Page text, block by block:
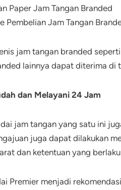
Paper Jam Tangan Branded
Pembelian Jam Tangan
jam tangan branded
lainnya dapat diterima di
dan Melayani 24 Jam
jam tangan yang satu ini
juga dapat dilakukan
dan ketentuan yang
Premier menjadi